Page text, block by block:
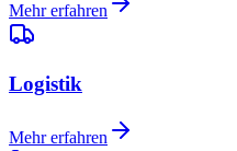
Mehr erfahren
Logistik
Mehr erfahren